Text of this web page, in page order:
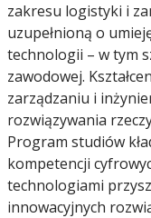
zakresu logistyki i
uzupełnioną o
technologii – w tym
zawodowej.
zarządzaniu i
rozwiązywania
Program studiów
kompetencji
technologiami
innowacyjnych